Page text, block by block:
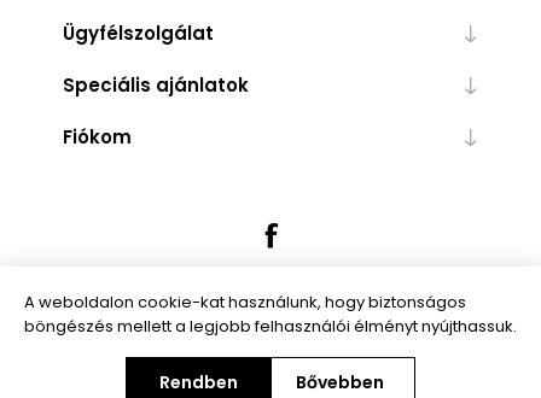
Ügyfélszolgálat
Speciális ajánlatok
Fiókom
Powered bynopCommerce
Copyright © 2026 Trendibox.hu. Minden jog fenntartva.
A weboldalon cookie-kat használunk, hogy biztonságos
böngészés mellett a legjobb felhasználói élményt nyújthassuk.
Rendben Bővebben